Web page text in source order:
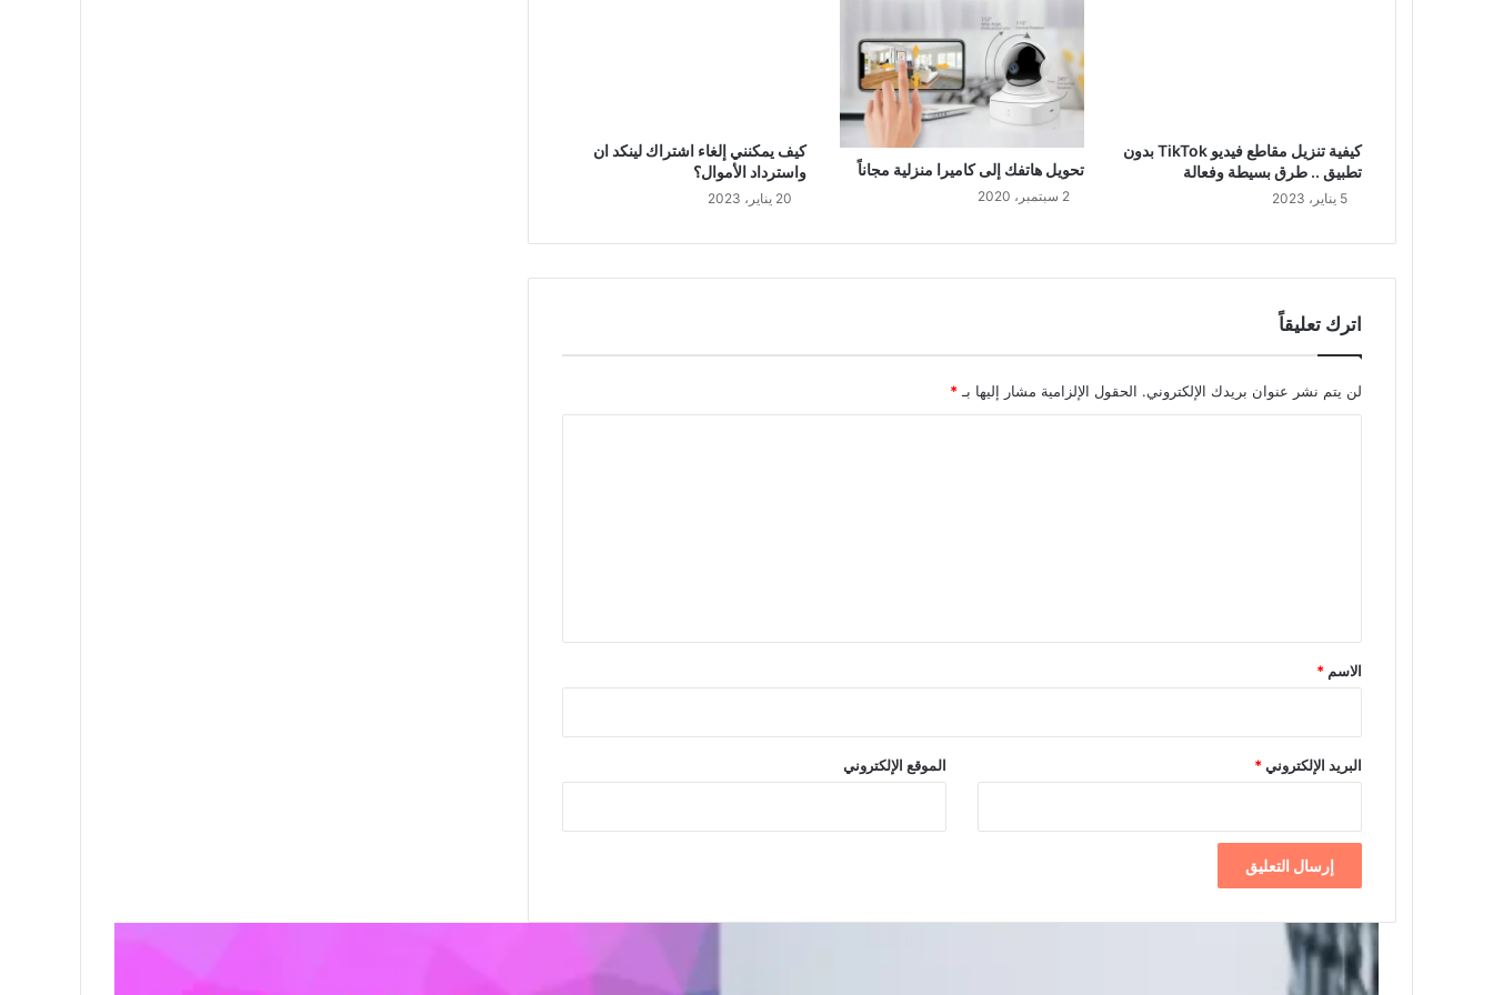
كيفية تنزيل مقاطع فيديو TikTok بدون
تطبيق .. طرق بسيطة وفعالة
5 يناير، 2023
تحويل هاتفك إلى كاميرا منزلية مجاناً
2 سبتمبر، 2020
كيف يمكنني إلغاء اشتراك لينكد ان
واسترداد الأموال؟
20 يناير، 2023
اترك تعليقاً
لن يتم نشر عنوان بريدك الإلكتروني. الحقول الإلزامية مشار إليها بـ*
*
الاسم *
البريد الإلكتروني* الموقع الإلكتروني